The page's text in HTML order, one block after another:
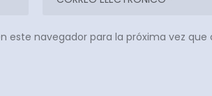
este navegador para la próxima vez que